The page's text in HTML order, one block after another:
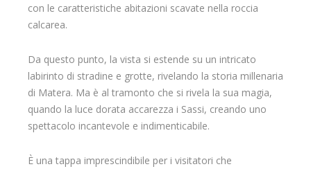
con le caratteristiche abitazioni scavate nella roccia
calcarea.
Da questo punto, la vista si estende su un intricato
labirinto di stradine e grotte, rivelando la storia millenaria
di Matera. Ma è al tramonto che si rivela la sua magia,
quando la luce dorata accarezza i Sassi, creando uno
spettacolo incantevole e indimenticabile.
È una tappa imprescindibile per i visitatori che